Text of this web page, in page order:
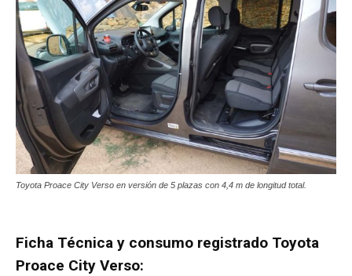
Toyota Proace City Verso en versión de 5 plazas con 4,4 m de longitud total.
Ficha Técnica y consumo registrado Toyota
Proace City Verso: